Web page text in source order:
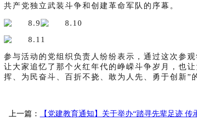
共产党独立武装斗争和创建革命军队的序幕。
参与活动的党组织负责人纷纷表示，通过这次参
让大家追忆了那个火红年代的峥嵘斗争岁月，也
挥、为民奋斗、百折不挠、敢为人先、勇于创新”
上一篇： 【党建教育通知】关于举办“踏寻先辈足迹